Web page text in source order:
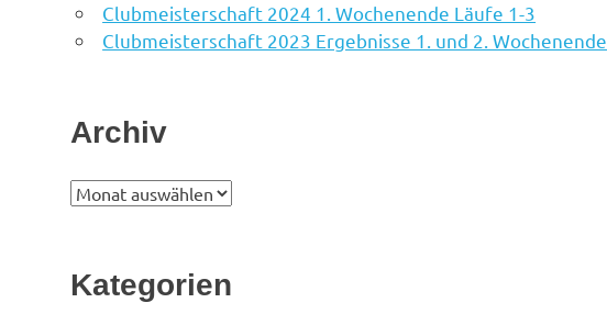
Clubmeisterschaft 2024 1. Wochenende Läufe 1-3
Clubmeisterschaft 2023 Ergebnisse 1. und 2. Wochenende
Archiv
Archiv
Kategorien